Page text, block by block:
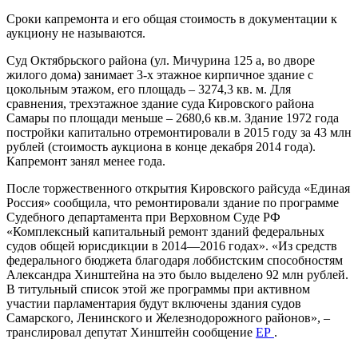
Сроки капремонта и его общая стоимость в документации к
аукциону не называются.
Суд Октябрьского района (ул. Мичурина 125 а, во дворе
жилого дома) занимает 3-х этажное кирпичное здание с
цокольным этажом, его площадь – 3274,3 кв. м. Для
сравнения, трехэтажное здание суда Кировского района
Самары по площади меньше – 2680,6 кв.м. Здание 1972 года
постройки капитально отремонтировали в 2015 году за 43 млн
рублей (стоимость аукциона в конце декабря 2014 года).
Капремонт занял менее года.
После торжественного открытия Кировского райсуда «Единая
Россия» сообщила, что ремонтировали здание по программе
Судебного департамента при Верховном Суде РФ
«Комплексный капитальный ремонт зданий федеральных
судов общей юрисдикции в 2014—2016 годах». «Из средств
федерального бюджета благодаря лоббистским способностям
Александра Хинштейна на это было выделено 92 млн рублей.
В титульный список этой же программы при активном
участии парламентария будут включены здания судов
Самарского, Ленинского и Железнодорожного районов», –
транслировал депутат Хинштейн сообщение ЕР .